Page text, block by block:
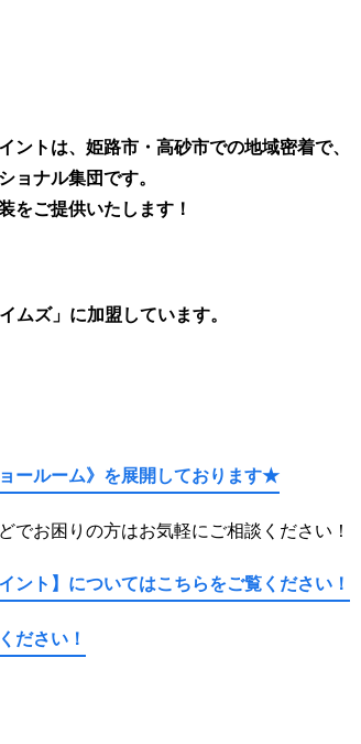
トは、姫路市・高砂市での地域密着で、
ョナル集団です。
をご提供いたします！
ムズ」に加盟しています。
ールーム》 を展開しております★
でお困りの方はお気軽にご相談ください！
ント】 についてはこちらをご覧ください！
ださい！